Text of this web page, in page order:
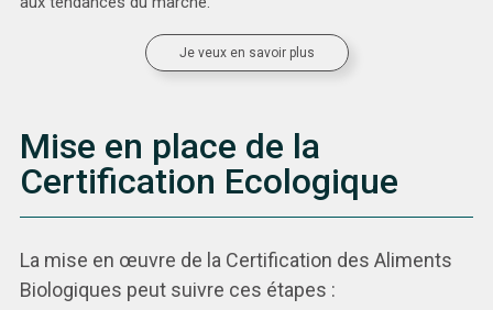
Je veux en savoir plus
Mise en place de la
Certification Ecologique
La mise en œuvre de la Certification des Aliments
Biologiques peut suivre ces étapes :